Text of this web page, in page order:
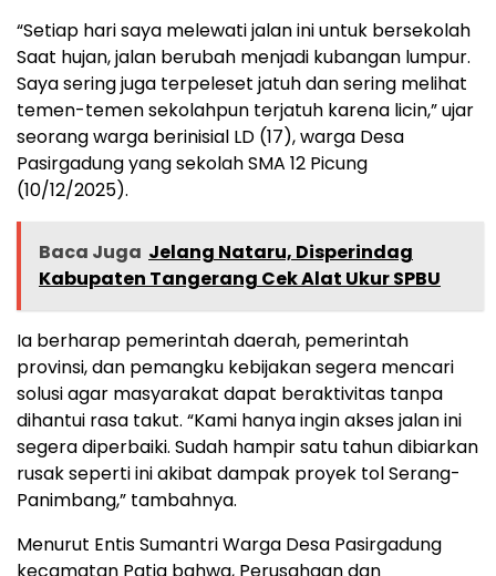
“Setiap hari saya melewati jalan ini untuk bersekolah
Saat hujan, jalan berubah menjadi kubangan lumpur.
Saya sering juga terpeleset jatuh dan sering melihat
temen-temen sekolahpun terjatuh karena licin,” ujar
seorang warga berinisial LD (17), warga Desa
Pasirgadung yang sekolah SMA 12 Picung
(10/12/2025).
Baca Juga Jelang Nataru, Disperindag
Kabupaten Tangerang Cek Alat Ukur SPBU
Ia berharap pemerintah daerah, pemerintah
provinsi, dan pemangku kebijakan segera mencari
solusi agar masyarakat dapat beraktivitas tanpa
dihantui rasa takut. “Kami hanya ingin akses jalan ini
segera diperbaiki. Sudah hampir satu tahun dibiarkan
rusak seperti ini akibat dampak proyek tol Serang-
Panimbang,” tambahnya.
Menurut Entis Sumantri Warga Desa Pasirgadung
kecamatan Patia bahwa, Perusahaan dan